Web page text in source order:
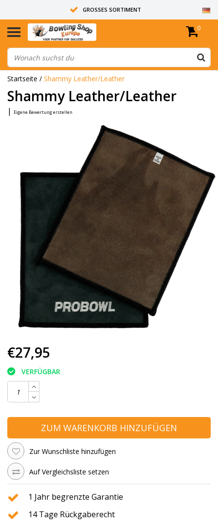
GROSSES SORTIMENT
14 TAGE RÜCKGABERECHT
ALLE BOWLINGKUGELN SIND UNGEBOHRT
0
Startseite / Shammy Leather/Leather
Shammy Leather/Leather
| Eigene Bewertung erstellen
€27,95
VERFÜGBAR
ZUM WARENKORB HINZUFÜGEN
Zur Wunschliste hinzufügen
Auf Vergleichsliste setzen
1 Jahr begrenzte Garantie
14 Tage Rückgaberecht